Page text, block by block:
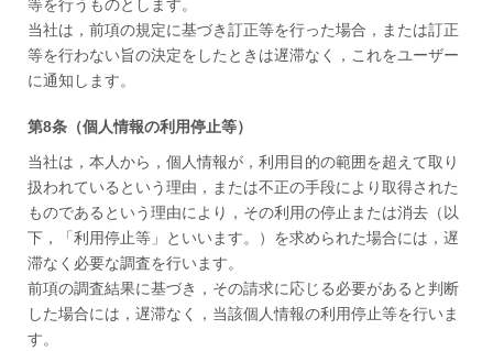
等を行うものとします。
当社は，前項の規定に基づき訂正等を行った場合，または訂正
等を行わない旨の決定をしたときは遅滞なく，これをユーザー
に通知します。
第8条（個人情報の利用停止等）
当社は，本人から，個人情報が，利用目的の範囲を超えて取り
扱われているという理由，または不正の手段により取得された
ものであるという理由により，その利用の停止または消去（以
下，「利用停止等」といいます。）を求められた場合には，遅
滞なく必要な調査を行います。
前項の調査結果に基づき，その請求に応じる必要があると判断
した場合には，遅滞なく，当該個人情報の利用停止等を行いま
す。